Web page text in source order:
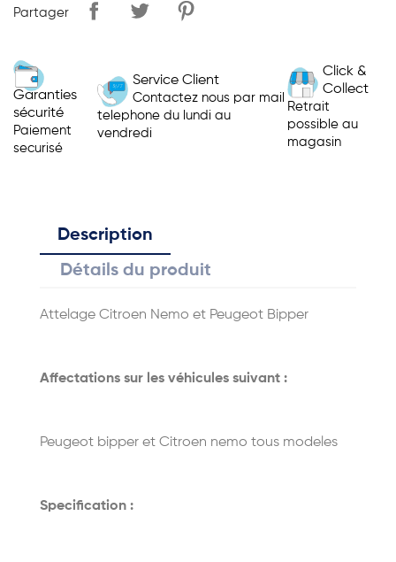
Partager
Garanties
sécurité
Paiement
securisé
Service Client
Contactez nous par mail
telephone du lundi au
vendredi
Click &
Collect
Retrait
possible au
magasin
Description
Détails du produit
Attelage Citroen Nemo et Peugeot Bipper
Affectations sur les véhicules suivant :
Peugeot bipper et Citroen nemo tous modeles
Specification :